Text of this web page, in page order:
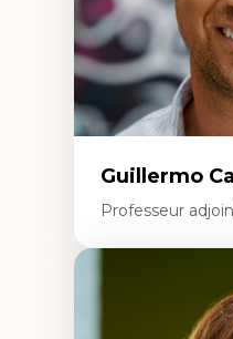
Guillermo
Professeur
Trajectoires
Migrations